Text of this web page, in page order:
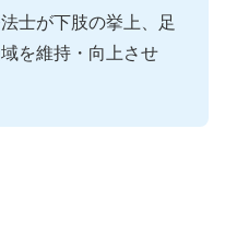
士が下肢の挙上、足
を維持・向上させ